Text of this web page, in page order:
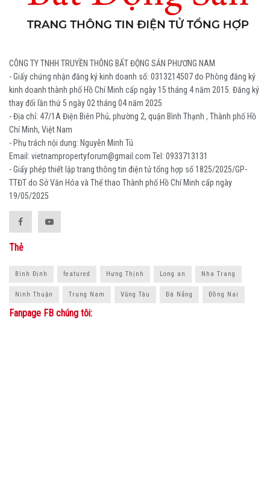
CÔNG TY TNHH TRUYỀN THÔNG BẤT ĐỘNG SẢN PHƯƠNG NAM
- Giấy chứng nhận đăng ký kinh doanh số: 0313214507 do Phòng đăng ký
kinh doanh thành phố Hồ Chí Minh cấp ngày 15 tháng 4 năm 2015. Đăng ký
thay đổi lần thứ 5 ngày 02 tháng 04 năm 2025
- Địa chỉ: 47/1A Điện Biên Phủ, phường 2, quận Bình Thạnh , Thành phố Hồ
Chí Minh, Việt Nam
- Phụ trách nội dung: Nguyễn Minh Tú
Email: vietnampropertyforum@gmail.com Tel: ‭0933713131
- Giấy phép thiết lập trang thông tin điện tử tổng hợp số 1825/2025/GP-
TTĐT do Sở Văn Hóa và Thể thao Thành phố Hồ Chí Minh cấp ngày
19/05/2025
Thẻ
Bình Định featured Hưng Thịnh Long an Nha Trang
Ninh Thuận Trung Nam Vũng Tàu Đà Nẵng Đồng Nai
Fanpage FB chúng tôi: